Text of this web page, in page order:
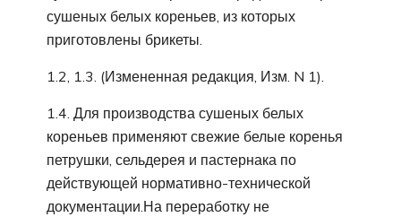
сушеных белых кореньев, из которых
приготовлены брикеты.
1.2, 1.3. (Измененная редакция, Изм. N 1).
1.4. Для производства сушеных белых
кореньев применяют свежие белые коренья
петрушки, сельдерея и пастернака по
действующей нормативно-технической
документации.На переработку не